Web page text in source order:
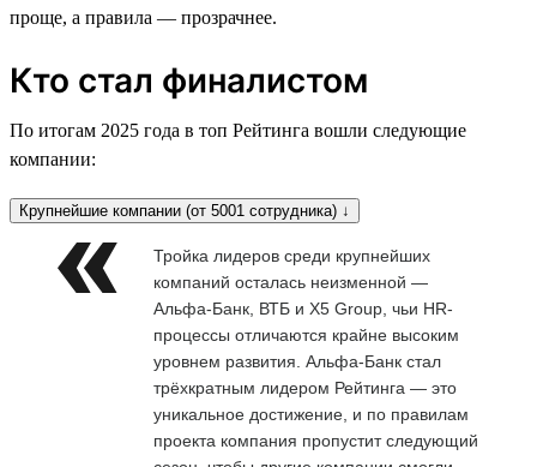
проще, а правила — прозрачнее.
Кто стал финалистом
По итогам 2025 года в топ Рейтинга вошли следующие
компании:
Крупнейшие компании (от 5001 сотрудника) ↓
Тройка лидеров среди крупнейших
компаний осталась неизменной —
Альфа-Банк, ВТБ и X5 Group, чьи HR-
процессы отличаются крайне высоким
уровнем развития. Альфа-Банк стал
трёхкратным лидером Рейтинга — это
уникальное достижение, и по правилам
проекта компания пропустит следующий